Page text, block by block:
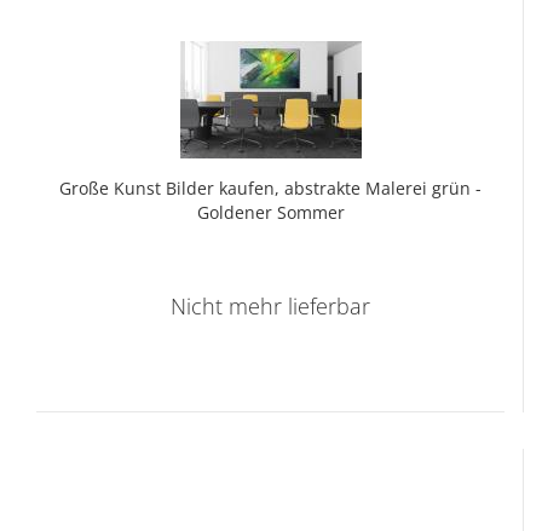
Große Kunst Bil­der kau­fen, abs­trak­te Ma­le­rei grün -
Gol­de­ner Som­mer
Nicht mehr lieferbar